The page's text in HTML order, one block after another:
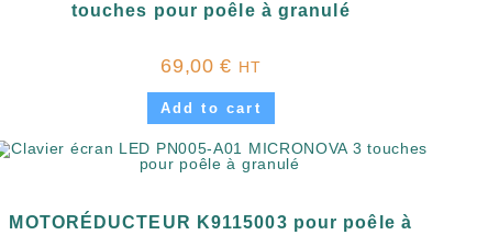
touches pour poêle à granulé
69,00€ HT
Add to cart
MOTORÉDUCTEUR K9115003 pour poêle à